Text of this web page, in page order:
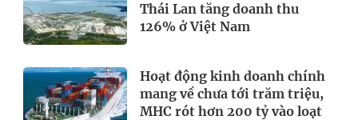
Thái Lan tăng doanh thu
126% ở Việt Nam
Hoạt động kinh doanh chính
mang về chưa tới trăm triệu,
MHC rót hơn 200 tỷ vào loạt